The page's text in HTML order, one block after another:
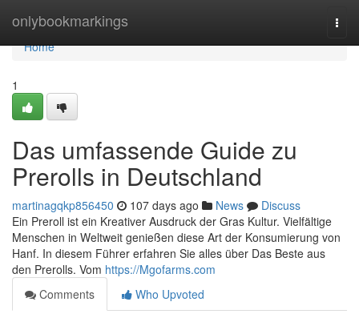
onlybookmarkings
Home
Home
1
Das umfassende Guide zu
Prerolls in Deutschland
martinagqkp856450 107 days ago News
Discuss
Ein Preroll ist ein Kreativer Ausdruck der Gras Kultur. Vielfältige
Menschen in Weltweit genießen diese Art der Konsumierung von
Hanf. In diesem Führer erfahren Sie alles über Das Beste aus
den Prerolls. Vom https://Mgofarms.com
Comments
Who Upvoted